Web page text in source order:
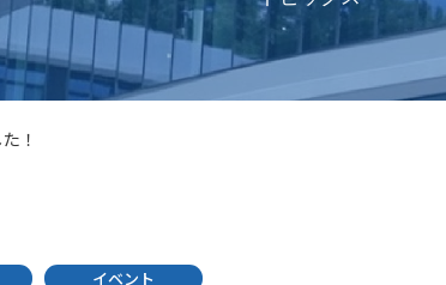
！
イベント